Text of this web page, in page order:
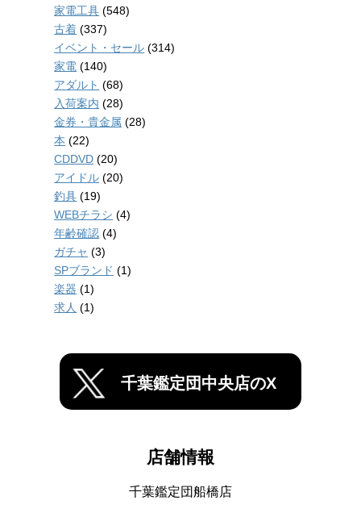
家電工具 (548)
古着 (337)
イベント・セール (314)
家電 (140)
アダルト (68)
入荷案内 (28)
金券・貴金属 (28)
本 (22)
CDDVD (20)
アイドル (20)
釣具 (19)
WEBチラシ (4)
年齢確認 (4)
ガチャ (3)
SPブランド (1)
楽器 (1)
求人 (1)
千葉鑑定団中央店のX
店舗情報
千葉鑑定団船橋店